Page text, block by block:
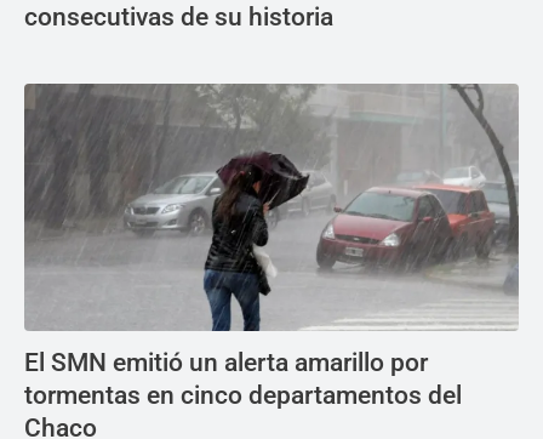
consecutivas de su historia
El SMN emitió un alerta amarillo por
tormentas en cinco departamentos del
Chaco